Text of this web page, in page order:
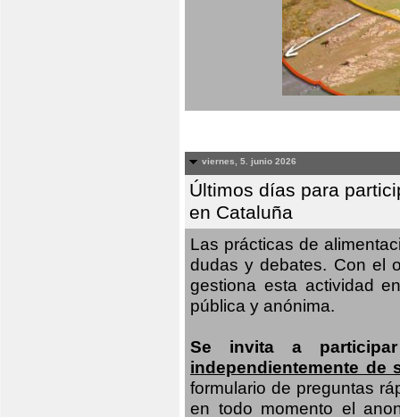
viernes, 5. junio 2026
Últimos días para
en Cataluña
Las prácticas de
dudas y debates. Con el
gestiona esta actividad
pública y anónima.
Se invita a
independientemente
formulario de preguntas
en todo momento el